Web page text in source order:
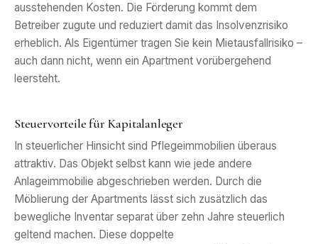
ausstehenden Kosten. Die Förderung kommt dem
Betreiber zugute und reduziert damit das Insolvenzrisiko
erheblich. Als Eigentümer tragen Sie kein Mietausfallrisiko –
auch dann nicht, wenn ein Apartment vorübergehend
leersteht.
Steuervorteile für Kapitalanleger
In steuerlicher Hinsicht sind Pflegeimmobilien überaus
attraktiv. Das Objekt selbst kann wie jede andere
Anlageimmobilie abgeschrieben werden. Durch die
Möblierung der Apartments lässt sich zusätzlich das
bewegliche Inventar separat über zehn Jahre steuerlich
geltend machen. Diese doppelte